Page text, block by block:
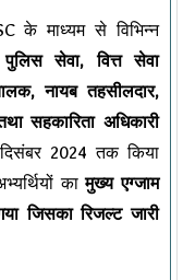
के माध्यम से विभिन्न
सेवा, वित्त सेवा
नायब तहसीलदार,
सहकारिता अधिकारी
2024 तक किया
कामुख्य एग्जाम
जिसका रिजल्ट जारी